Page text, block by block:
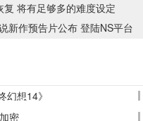
复 将有足够多的难度设定
新作预告片公布 登陆NS平台
想14》
密